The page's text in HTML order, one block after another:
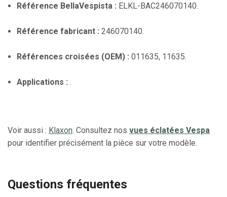
Référence BellaVespista : ELKL-BAC246070140.
Référence fabricant : 246070140.
Références croisées (OEM) : 011635, 11635.
Applications : .
Voir aussi : Klaxon. Consultez nos vues éclatées Vespa
pour identifier précisément la pièce sur votre modèle.
Questions fréquentes